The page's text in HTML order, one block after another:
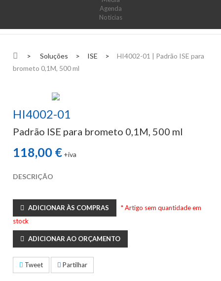
Agenda
Notícias
> Soluções > ISE >
HI4002-01 | Padrão ISE para
brometo 0,1M, 500 ml
HI4002-01
Padrão ISE para brometo 0,1M, 500 ml
118,00 € +iva
DESCRIÇÃO
ADICIONAR ÀS COMPRAS
* Artigo sem quantidade em
stock
ADICIONAR AO ORÇAMENTO
Tweet Partilhar